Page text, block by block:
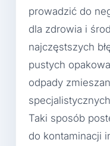
prowadzić do
dla zdrowia i
najczęstszych
pustych
odpady
Taki sposób
do kontaminacji